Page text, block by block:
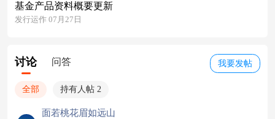
基金产品资料概要更新
发行运作 07月27日
我要发帖
讨论 问答
全部 持有人帖 2
面若桃花眉如远山